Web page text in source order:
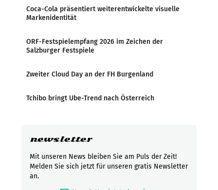
Coca-Cola präsentiert weiterentwickelte visuelle
Markenidentität
ORF-Festspielempfang 2026 im Zeichen der
Salzburger Festspiele
Zweiter Cloud Day an der FH Burgenland
Tchibo bringt Ube-Trend nach Österreich
newsletter
Mit unseren News bleiben Sie am Puls der Zeit!
Melden Sie sich jetzt für unseren gratis Newsletter
an.